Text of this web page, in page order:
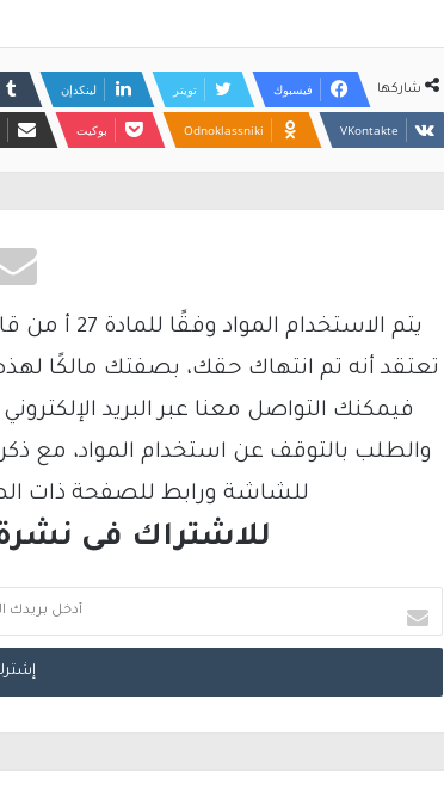
شاركها فيسبوك تويتر لينكدإن
Odnoklassniki بوكيت
تعتقد أنه تم انتهاك حقك، بصفتك مالكًا
والطلب بالتوقف عن استخدام المواد، مع
للشاشة ورابط للصفحة ذات
للاشتراك فى نشرة
د
خ
ل
ب